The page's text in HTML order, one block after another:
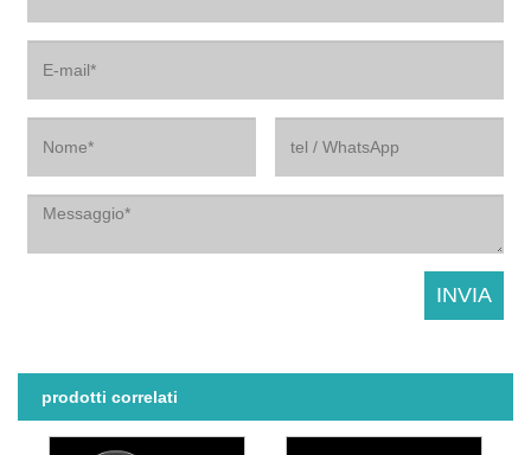
prodotti correlati